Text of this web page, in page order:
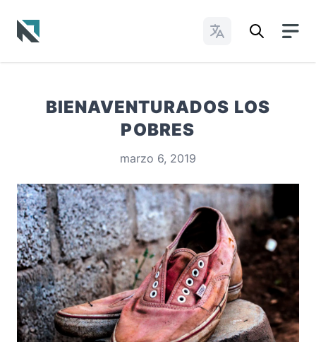
Cambiar idioma
BIENAVENTURADOS LOS
POBRES
marzo 6, 2019